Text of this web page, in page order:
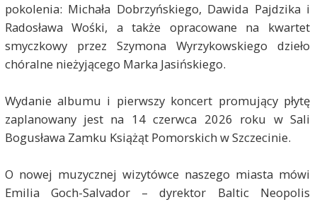
pokolenia: Michała Dobrzyńskiego, Dawida Pajdzika i
Radosława Wośki, a także opracowane na kwartet
smyczkowy przez Szymona Wyrzykowskiego dzieło
chóralne nieżyjącego Marka Jasińskiego.
Wydanie albumu i pierwszy koncert promujący płytę
zaplanowany jest na 14 czerwca 2026 roku w Sali
Bogusława Zamku Książąt Pomorskich w Szczecinie.
O nowej muzycznej wizytówce naszego miasta mówi
Emilia Goch-Salvador – dyrektor Baltic Neopolis